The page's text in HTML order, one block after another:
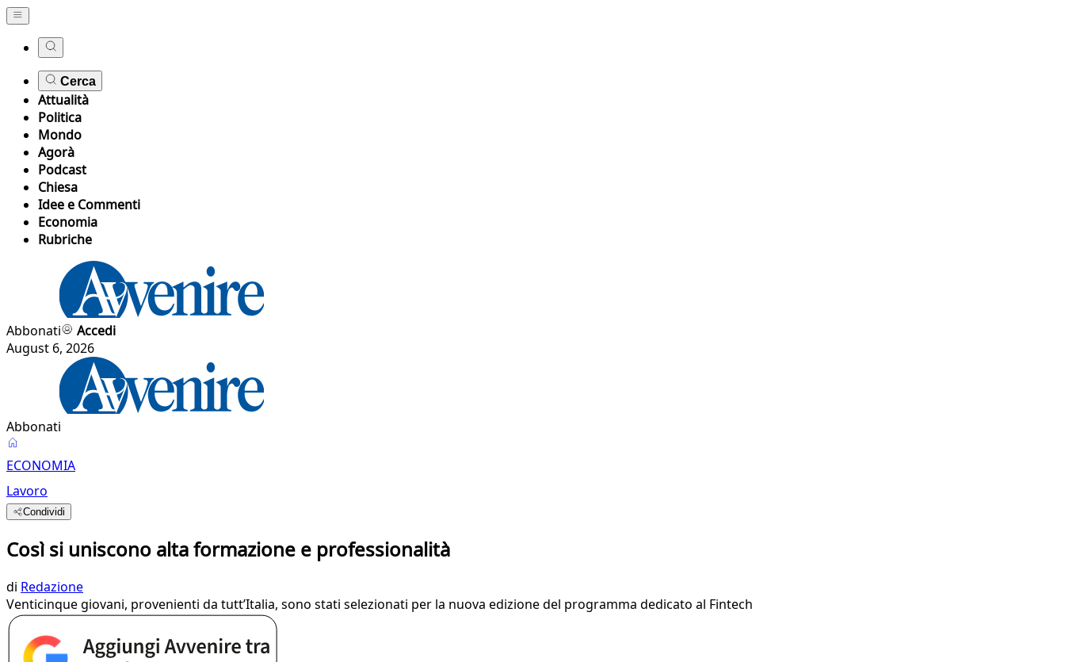
Cerca
Attualità
Politica
Mondo
Agorà
Podcast
Chiesa
Idee e Commenti
Economia
Rubriche
Abbonati
Accedi
August 6, 2026
Abbonati
ECONOMIA
Lavoro
Condividi
Così si uniscono alta formazione e professionalità
di Redazione
Venticinque giovani, provenienti da tutt’Italia, sono stati selezionati per la nuova edizione del programma dedicato al Fintech